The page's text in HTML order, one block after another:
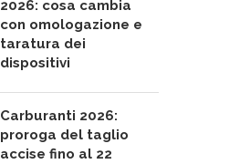
2026: cosa cambia
con omologazione e
taratura dei
dispositivi
Carburanti 2026:
proroga del taglio
accise fino al 22